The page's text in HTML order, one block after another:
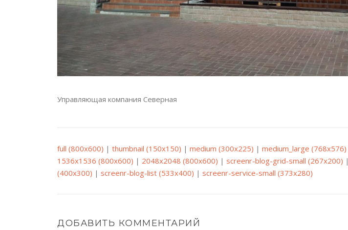
Управляющая компания Северная
full (800x600) | thumbnail (150x150) | medium (300x225) | medium_large (768x576)
1536x1536 (800x600) | 2048x2048 (800x600) | screenr-blog-grid-small (267x200) |
(400x300) | screenr-blog-list (533x400) | screenr-service-small (373x280)
ДОБАВИТЬ КОММЕНТАРИЙ